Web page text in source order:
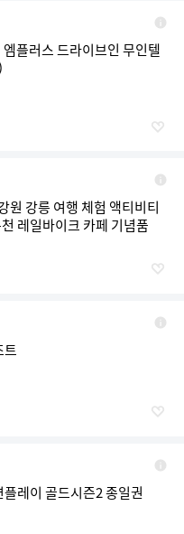
플러스 드라이브인 무인텔
원 강릉 여행 체험 액티비티
레일바이크 카페 기념품
트
레이 골드시즌2 종일권